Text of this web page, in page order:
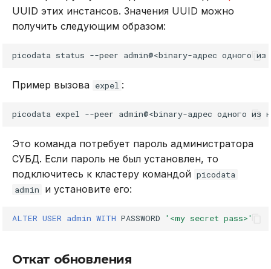
UUID этих инстансов. Значения UUID можно
получить следующим образом:
picodata status --peer admin@<binary-адрес одного из
Пример вызова expel :
picodata expel --peer admin@<binary-адрес одного из
Это команда потребует пароль администратора
СУБД. Если пароль не был установлен, то
подключитесь к кластеру командой picodata
admin
и установите его:
ALTER USER admin WITH PASSWORD '<my secret pass>'
Откат обновления